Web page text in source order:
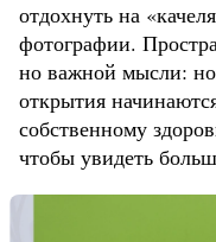
отдохнуть на
фотографии.
но важной мысли:
открытия
собственному
чтобы увидеть